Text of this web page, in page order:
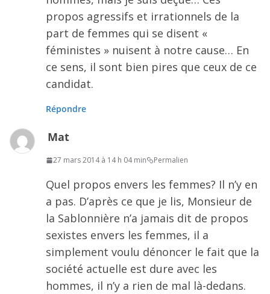
propos agressifs et irrationnels de la
part de femmes qui se disent «
féministes » nuisent à notre cause… En
ce sens, il sont bien pires que ceux de ce
candidat.
Répondre
Mat
27 mars 2014 à 14 h 04 min Permalien
Quel propos envers les femmes? Il n’y en
a pas. D’après ce que je lis, Monsieur de
la Sablonnière n’a jamais dit de propos
sexistes envers les femmes, il a
simplement voulu dénoncer le fait que la
société actuelle est dure avec les
hommes, il n’y a rien de mal là-dedans.